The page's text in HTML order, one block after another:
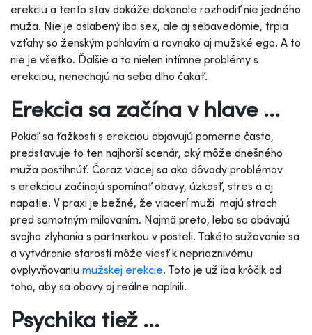
erekciu a tento stav dokáže dokonale rozhodiť nie jedného
muža. Nie je oslabený iba sex, ale aj sebavedomie, trpia
vzťahy so ženským pohlavím a rovnako aj mužské ego. A to
nie je všetko. Ďalšie a to nielen intímne problémy s
erekciou, nenechajú na seba dlho čakať.
Erekcia sa začína v hlave ...
Pokiaľ sa ťažkosti s erekciou objavujú pomerne často,
predstavuje to ten najhorší scenár, aký môže dnešného
muža postihnúť. Čoraz viacej sa ako dôvody problémov
s erekciou začínajú spomínať obavy, úzkosť, stres a aj
napätie. V praxi je bežné, že viacerí muži majú strach
pred samotným milovaním. Najmä preto, lebo sa obávajú
svojho zlyhania s partnerkou v posteli. Takéto sužovanie sa
a vytváranie starostí môže viesť k nepriaznivému
ovplyvňovaniu mužskej erekcie. Toto je už iba krôčik od
toho, aby sa obavy aj reálne naplnili.
Psychika tiež ...